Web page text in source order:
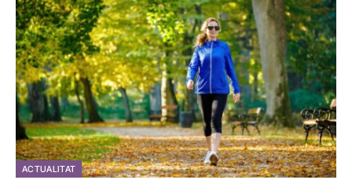
ACTUALITAT